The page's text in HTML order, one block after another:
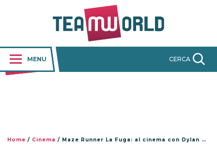
MENU CERCA
Home / Cinema / Maze Runner La Fuga: al cinema con Dylan O’Brien e Kaya Scodelario